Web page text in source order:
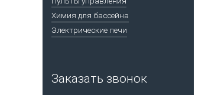
Химия для бассейна
Электрические печи
Заказать звонок